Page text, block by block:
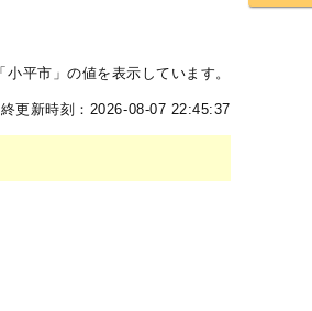
平市」の値を表示しています。
更新時刻：2026-08-07 22:45:37